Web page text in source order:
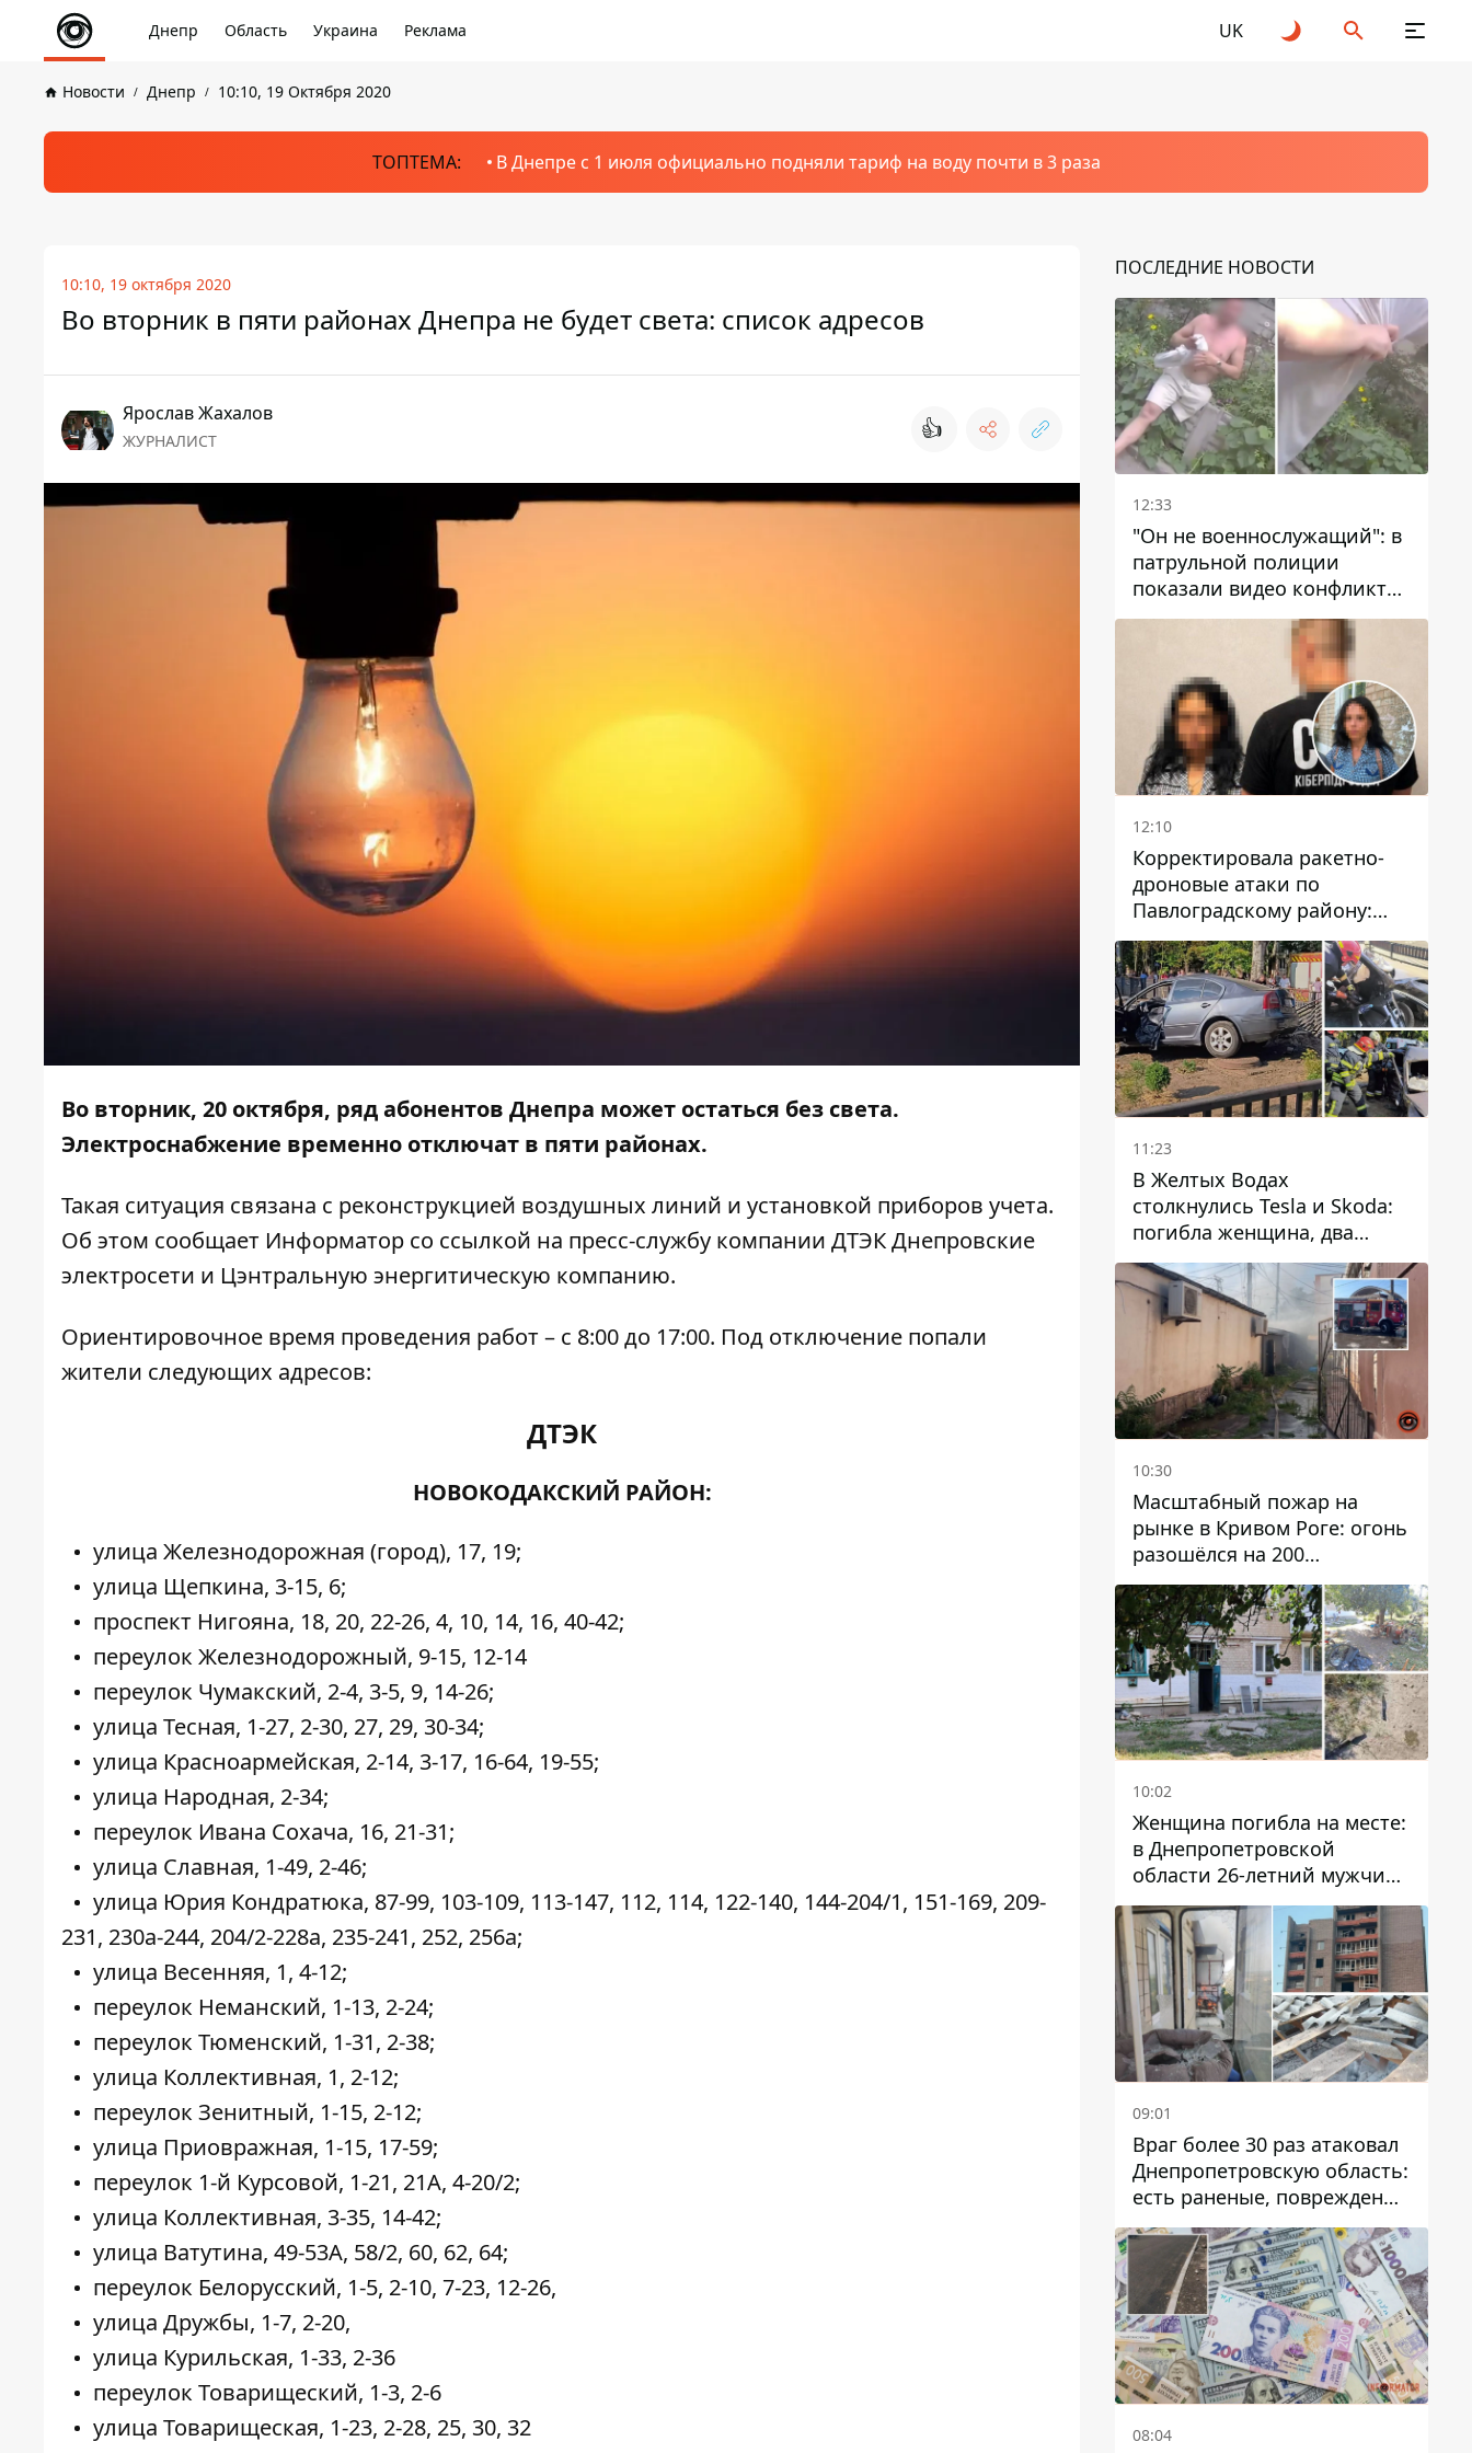
Днепр Область Украина Реклама UK
Новости Днепр 10:10, 19 Октября 2020
ТОПТЕМА: В Днепре с 1 июля официально подняли тариф на воду почти в 3 раза
10:10, 19 октября 2020
Во вторник в пяти районах Днепра не будет света: список адресов
Ярослав Жахалов
ЖУРНАЛИСТ 👍
Во вторник, 20 октября, ряд абонентов Днепра может остаться без света.
Электроснабжение временно отключат в пяти районах.
Такая ситуация связана с реконструкцией воздушных линий и установкой приборов учета.
Об этом сообщает Информатор со ссылкой на пресс-службу компании ДТЭК Днепровские
электросети и Цэнтральную энергитическую компанию.
Ориентировочное время проведения работ – с 8:00 до 17:00. Под отключение попали
жители следующих адресов:
ДТЭК
НОВОКОДАКСКИЙ РАЙОН:
улица Железнодорожная (город), 17, 19;
улица Щепкина, 3-15, 6;
проспект Нигояна, 18, 20, 22-26, 4, 10, 14, 16, 40-42;
переулок Железнодорожный, 9-15, 12-14
переулок Чумакский, 2-4, 3-5, 9, 14-26;
улица Тесная, 1-27, 2-30, 27, 29, 30-34;
улица Красноармейская, 2-14, 3-17, 16-64, 19-55;
улица Народная, 2-34;
переулок Ивана Сохача, 16, 21-31;
улица Славная, 1-49, 2-46;
улица Юрия Кондратюка, 87-99, 103-109, 113-147, 112, 114, 122-140, 144-204/1, 151-169, 209-
231, 230а-244, 204/2-228а, 235-241, 252, 256а;
улица Весенняя, 1, 4-12;
переулок Неманский, 1-13, 2-24;
переулок Тюменский, 1-31, 2-38;
улица Коллективная, 1, 2-12;
переулок Зенитный, 1-15, 2-12;
улица Приовражная, 1-15, 17-59;
переулок 1-й Курсовой, 1-21, 21А, 4-20/2;
улица Коллективная, 3-35, 14-42;
улица Ватутина, 49-53А, 58/2, 60, 62, 64;
переулок Белорусский, 1-5, 2-10, 7-23, 12-26,
улица Дружбы, 1-7, 2-20,
улица Курильская, 1-33, 2-36
переулок Товарищеский, 1-3, 2-6
улица Товарищеская, 1-23, 2-28, 25, 30, 32
ПОСЛЕДНИЕ НОВОСТИ
12:33
"Он не военнослужащий": в
патрульной полиции
показали видео конфликта
с мужчиной без ноги на
проспекте Поля в Днепре
12:10
Корректировала ракетно-
дроновые атаки по
Павлоградскому району:
задержали вражескую
агентку
11:23
В Желтых Водах
столкнулись Tesla и Skoda:
погибла женщина, два
человека пострадали
10:30
Масштабный пожар на
рынке в Кривом Роге: огонь
разошёлся на 200
квадратных метров
10:02
Женщина погибла на месте:
в Днепропетровской
области 26-летний мужчина
избил трех человек
металлическим предметом
09:01
Враг более 30 раз атаковал
Днепропетровскую область:
есть раненые, повреждены
лицей, дома и предприятия
08:04